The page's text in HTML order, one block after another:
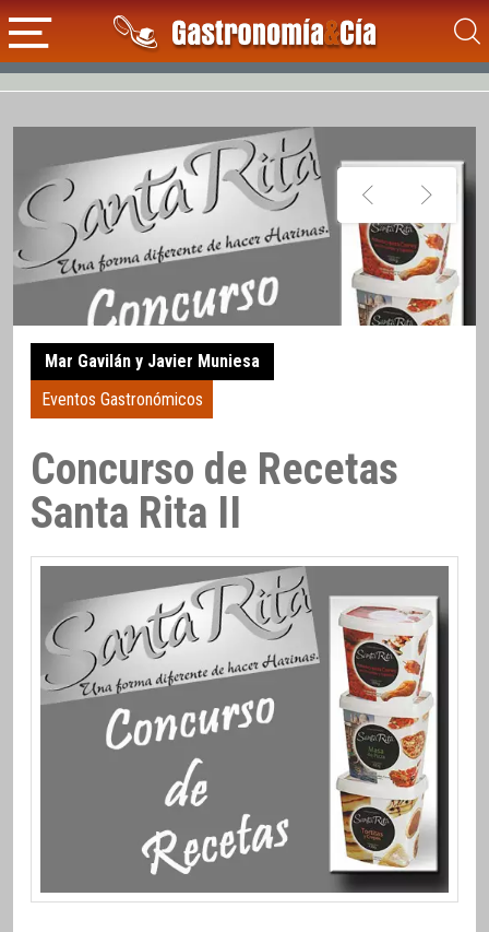
Mar Gavilán y Javier Muniesa
Eventos Gastronómicos
Concurso de Recetas
Santa Rita II